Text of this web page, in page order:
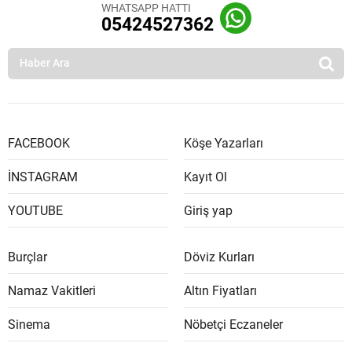
WHATSAPP HATTI
05424527362
FACEBOOK
İNSTAGRAM
YOUTUBE
Köşe Yazarları
Kayıt Ol
Giriş yap
Burçlar
Namaz Vakitleri
Sinema
Döviz Kurları
Altın Fiyatları
Nöbetçi Eczaneler